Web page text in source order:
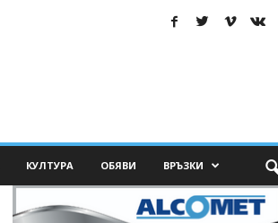
КУЛТУРА ОБЯВИ ВРЪЗКИ